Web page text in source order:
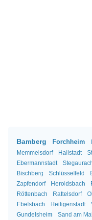
Bamberg Forchheim
Memmelsdorf
Hallstadt
Ebermannstadt
Bischberg
Schlüsselfeld
Zapfendorf
Heroldsbach
Röttenbach
Rattelsdorf
Ebelsbach
Heiligenstadt
Gundelsheim
Sand am